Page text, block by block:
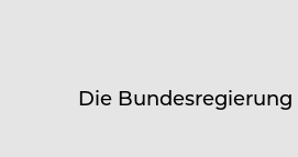
Die